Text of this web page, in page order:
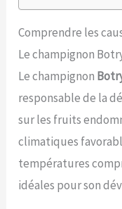
Comprendre les
Le champignon
Le champignon
responsable de la
sur les fruits
climatiques
températures
idéales pour son